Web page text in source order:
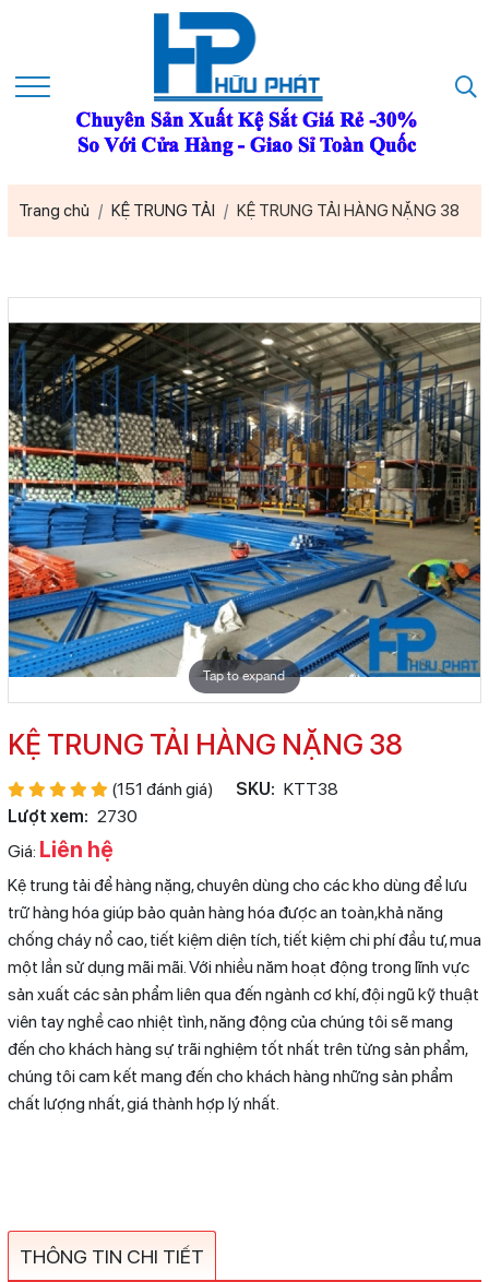
Trang chủ KỆ TRUNG TẢI KỆ TRUNG TẢI HÀNG NẶNG 38
Tap to expand
KỆ TRUNG TẢI HÀNG NẶNG 38
(151 đánh giá) SKU: KTT38
Lượt xem: 2730
Giá: Liên hệ
Kệ trung tải để hàng nặng, chuyên dùng cho các kho dùng để lưu
trữ hàng hóa giúp bảo quản hàng hóa được an toàn,khả năng
chống cháy nổ cao, tiết kiệm diện tích, tiết kiệm chi phí đầu tư, mua
một lần sử dụng mãi mãi. Với nhiều năm hoạt động trong lĩnh vực
sản xuất các sản phẩm liên qua đến ngành cơ khí, đội ngũ kỹ thuật
viên tay nghề cao nhiệt tình, năng động của chúng tôi sẽ mang
đến cho khách hàng sự trãi nghiệm tốt nhất trên từng sản phẩm,
chúng tôi cam kết mang đến cho khách hàng những sản phẩm
chất lượng nhất, giá thành hợp lý nhất.
THÔNG TIN CHI TIẾT